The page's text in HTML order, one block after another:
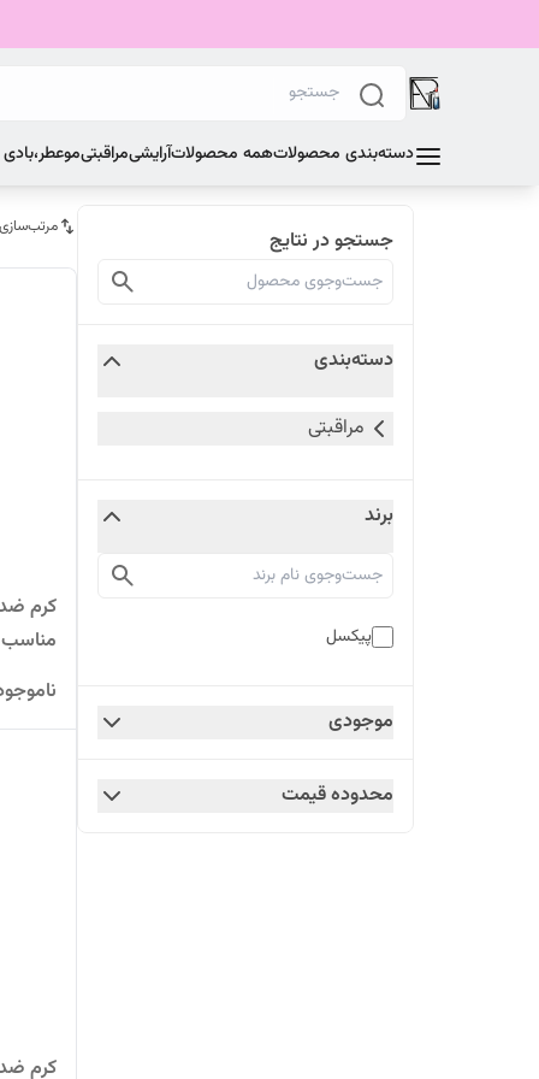
دسته‌بندی محصولاتهمه محصولاتآرایشیمراقبتیمو
جستجو در نتایج
دسته‌بندی
مراقبتی
برند
پیکسل
موجودی
محدوده قیمت
روشن